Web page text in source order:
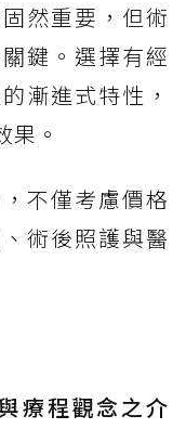
然重要，但術
鍵。選擇有經
漸進式特性，
果。
不僅考慮價格
術後照護與醫
療程觀念之介